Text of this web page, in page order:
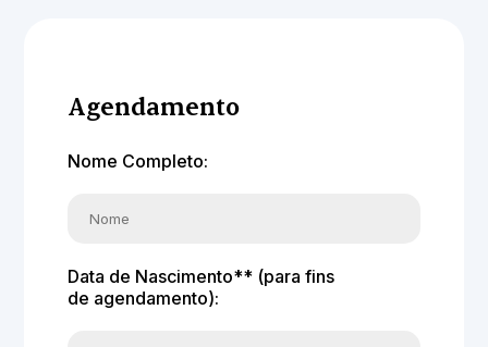
Agendamento
Nome Completo:
Data de Nascimento** (para fins
de agendamento):